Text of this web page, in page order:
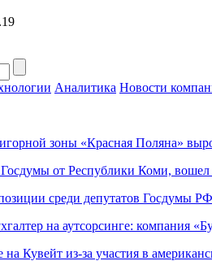
Аналитика Новости
зоны «Красная Поляна»
от Республики Коми, вошел
среди депутатов Госдумы
на аутсорсинге: компания
Кувейт из-за участия в